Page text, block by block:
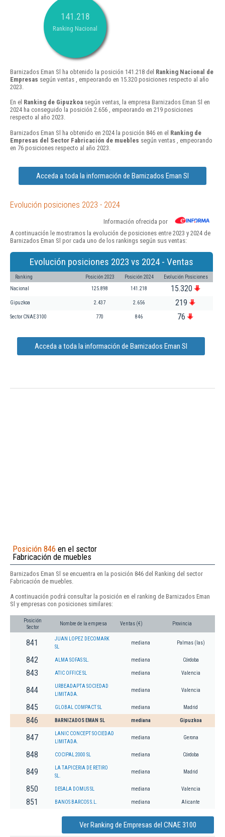
141.218
Ranking Nacional
Barnizados Eman Sl ha obtenido la posición 141.218 del Ranking Nacional de
Empresas según ventas , empeorando en 15.320 posiciones respecto al año
2023.
En el Ranking de Gipuzkoa según ventas, la empresa Barnizados Eman Sl en
2024 ha conseguido la posición 2.656 , empeorando en 219 posiciones
respecto al año 2023.
Barnizados Eman Sl ha obtenido en 2024 la posición 846 en el Ranking de
Empresas del Sector Fabricación de muebles según ventas , empeorando
en 76 posiciones respecto al año 2023.
Acceda a toda la información de Barnizados Eman Sl
Evolución posiciones 2023 - 2024
Información ofrecida por
A continuación le mostramos la evolución de posiciones entre 2023 y 2024 de
Barnizados Eman Sl por cada uno de los rankings según sus ventas:
Evolución posiciones 2023 vs 2024 - Ventas
Ranking Posición 2023 Posición 2024 Evolución Posiciones
Nacional 125.898 141.218 15.320
Gipuzkoa 2.437 2.656 219
Sector CNAE 3100 770 846 76
Acceda a toda la información de Barnizados Eman Sl
Posición 846 en el sector
Fabricación de muebles
Barnizados Eman Sl se encuentra en la posición 846 del Ranking del sector
Fabricación de muebles.
A continuación podrá consultar la posición en el ranking de Barnizados Eman
Sl y empresas con posiciones similares:
Posición
Sector
Nombre de la empresa Ventas (€) Provincia
841
JUAN LOPEZ DECOMARK
SL
mediana Palmas (las)
842 ALMA SOFAS SL. mediana Córdoba
843 ATIC OFFICE SL mediana Valencia
844
URBEADAPTA SOCIEDAD
LIMITADA.
mediana Valencia
845 GLOBAL COMPACT SL mediana Madrid
846 BARNIZADOS EMAN SL mediana Gipuzkoa
847
LANIC CONCEPT SOCIEDAD
LIMITADA.
mediana Gerona
848 COCIPAL 2000 SL mediana Córdoba
849
LA TAPICERIA DE RETIRO
SL.
mediana Madrid
850 DESALA DOMUS SL mediana Valencia
851 BANOS BARCOS S.L. mediana Alicante
Ver Ranking de Empresas del CNAE 3100